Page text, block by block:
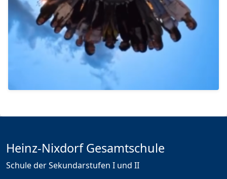
Heinz-Nixdorf Gesamtschule
Schule der Sekundarstufen I und II